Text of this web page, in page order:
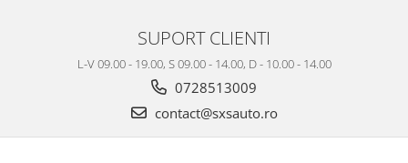
SUPORT CLIENTI
L-V 09.00 - 19.00, S 09.00 - 14.00, D - 10.00 - 14.00
0728513009
contact@sxsauto.ro